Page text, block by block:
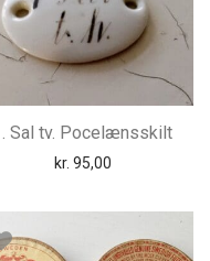
Sal tv. Pocelænsskilt
kr. 95,00